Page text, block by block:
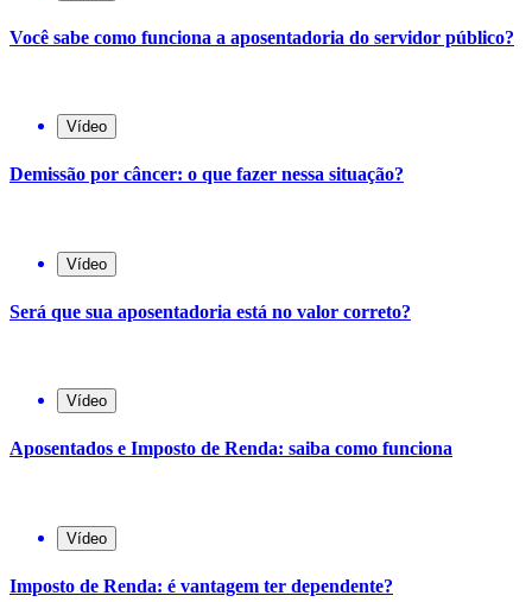
Você sabe como funciona a aposentadoria do servidor público?
Vídeo
Demissão por câncer: o que fazer nessa situação?
Vídeo
Será que sua aposentadoria está no valor correto?
Vídeo
Aposentados e Imposto de Renda: saiba como funciona
Vídeo
Imposto de Renda: é vantagem ter dependente?